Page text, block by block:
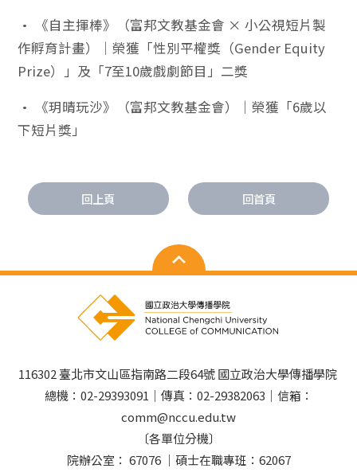
• 《自主揮棒》（富邦文教基金會 × 小公視短片製
作孵育計畫）｜榮獲「性別平權獎（Gender Equity
Prize）」及「7至10歲戲劇節目」二獎
• 《玥晴玩沙》（富邦文教基金會）｜榮獲「6歲以
下短片獎」
回上頁 回首頁
116302 臺北市文山區指南路二段64號 國立政治大學傳播學院
總機：02-29393091｜傳真：02-29382063｜信箱：
comm@nccu.edu.tw
〔各單位分機〕
院辦公室： 67076 ｜碩士在職專班：62067